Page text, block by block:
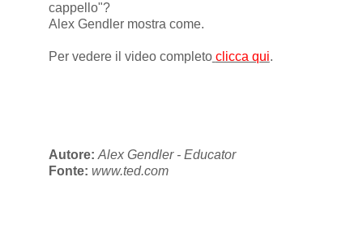
cappello"?
Alex Gendler mostra come.
Per vedere il video completo clicca qui.
Autore: Alex Gendler - Educator
Fonte: www.ted.com